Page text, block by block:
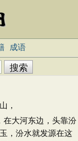
成语
，
大河东边，头靠汾
，汾水就发源在这